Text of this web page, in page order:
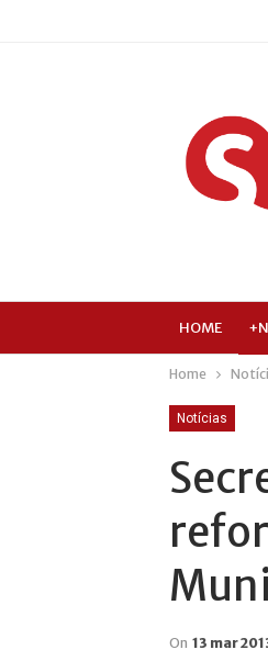
HOME
Home
Notícias
On 13 mar